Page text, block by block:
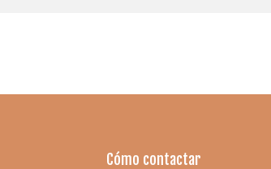
Cómo contactar